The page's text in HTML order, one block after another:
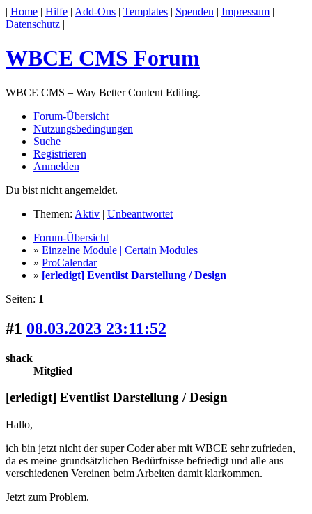
| Home | Hilfe | Add-Ons | Templates | Spenden | Impressum |
Datenschutz |
WBCE CMS Forum
WBCE CMS – Way Better Content Editing.
Forum-Übersicht
Nutzungsbedingungen
Suche
Registrieren
Anmelden
Du bist nicht angemeldet.
Themen: Aktiv | Unbeantwortet
Forum-Übersicht
» Einzelne Module | Certain Modules
» ProCalendar
» [erledigt] Eventlist Darstellung / Design
Seiten: 1
#1 08.03.2023 23:11:52
shack
Mitglied
[erledigt] Eventlist Darstellung / Design
Hallo,
ich bin jetzt nicht der super Coder aber mit WBCE sehr zufrieden,
da es meine grundsätzlichen Bedürfnisse befriedigt und alle aus
verschiedenen Vereinen beim Arbeiten damit klarkommen.
Jetzt zum Problem.